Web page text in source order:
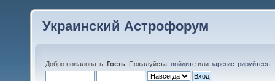
Украинский Астрофорум
Добро пожаловать, Гость . Пожалуйста, войдите или зарегистрируйтесь